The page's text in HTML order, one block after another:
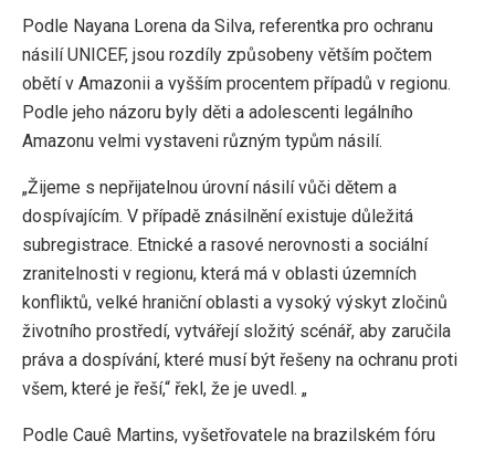
Podle Nayana Lorena da Silva, referentka pro ochranu
násilí UNICEF, jsou rozdíly způsobeny větším počtem
obětí v Amazonii a vyšším procentem případů v regionu.
Podle jeho názoru byly děti a adolescenti legálního
Amazonu velmi vystaveni různým typům násilí.
„Žijeme s nepřijatelnou úrovní násilí vůči dětem a
dospívajícím. V případě znásilnění existuje důležitá
subregistrace. Etnické a rasové nerovnosti a sociální
zranitelnosti v regionu, která má v oblasti územních
konfliktů, velké hraniční oblasti a vysoký výskyt zločinů
životního prostředí, vytvářejí složitý scénář, aby zaručila
práva a dospívání, které musí být řešeny na ochranu proti
všem, které je řeší,“ řekl, že je uvedl. „
Podle Cauê Martins, vyšetřovatele na brazilském fóru